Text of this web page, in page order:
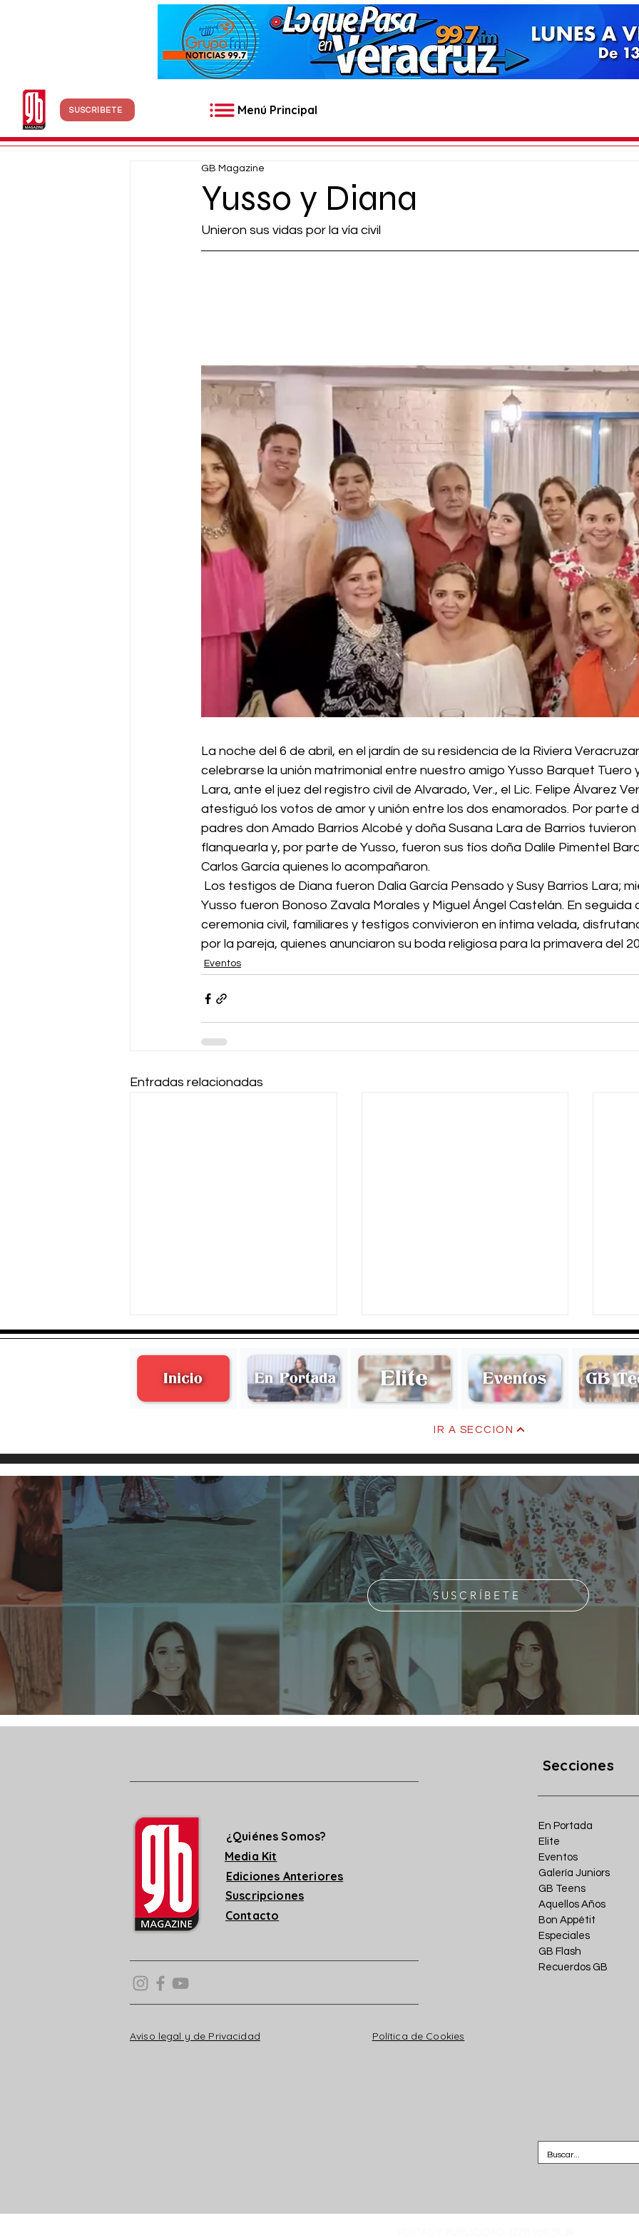
SUSCRÍBETE Menú Principal
Yusso y Diana
GB Magazine
Unieron sus vidas por la vía civil
La noche del 6 de abril, en el jardín de su residencia de la Riviera
celebrarse la unión matrimonial entre nuestro amigo Yusso Barquet Tuero
Lara, ante el juez del registro civil de Alvarado, Ver., el Lic. Felipe Álvarez
atestiguó los votos de amor y unión entre los dos enamorados. Por parte
padres don Amado Barrios Alcobé y doña Susana Lara de Barrios tuvieron
flanquearla y, por parte de Yusso, fueron sus tíos doña Dalile Pimentel
Carlos García quienes lo acompañaron.
Los testigos de Diana fueron Dalia García Pensado y Susy Barrios Lara;
Yusso fueron Bonoso Zavala Morales y Miguel Ángel Castelán. En seguida
ceremonia civil, familiares y testigos convivieron en íntima velada,
por la pareja, quienes anunciaron su boda religiosa para la primavera del
Eventos
Entradas relacionadas
Adriana Ureta
Viviana Lorenzo de Peña
IR A SECCIÓN
SUSCRÍBETE
¿Quiénes Somos?
Media Kit
Ediciones Anteriores
Suscripciones
Contacto
Aviso legal y de Privacidad Política de Cookies
Secciones
En Portada
Elite
Eventos
Galería Juniors
GB Teens
Aquellos Años
Bon Appétit
Especiales
GB Flash
Recuerdos GB